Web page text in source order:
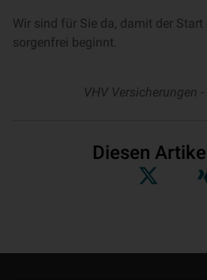
Wir sind für Sie da, damit der
sorgenfrei beginnt.
VHV Versicherungen -
Diesen